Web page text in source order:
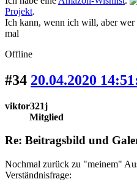
Projekt.
Ich kann, wenn ich will, aber
mal
Offline
#34 20.04.2020
viktor321j
Mitglied
Re: Beitragsbild und
Nochmal zurück zu "meinem"
Verständnisfrage: